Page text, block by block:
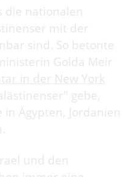
die nationalen
mit der
sind. So betonte
Golda Meir
in der New York
gebe,
Ägypten, Jordanien
und den